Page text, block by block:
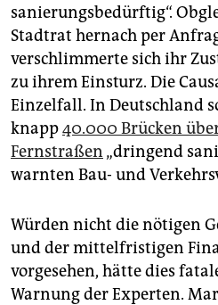
sanierungsbedürftig“.
Stadtrat hernach per
verschlimmerte sich ihr
zu ihrem Einsturz. Die
Einzelfall. In Deutschland
knapp40.000 Brücken
Fernstraßen „dringend
warnten Bau- und
Würden nicht die nötigen
und der mittelfristigen
vorgesehen, hätte dies
Warnung der Experten.